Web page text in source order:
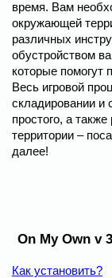
время. Вам
окружающей
различных
обустройством
которые помогут
Весь игровой
складировании и
простого, а
территории –
далее!
On My Own v
Как установить?